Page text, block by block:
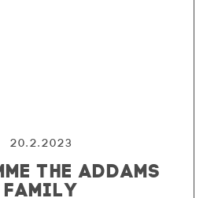
20.2.2023
THE ADDAMS
FAMILY